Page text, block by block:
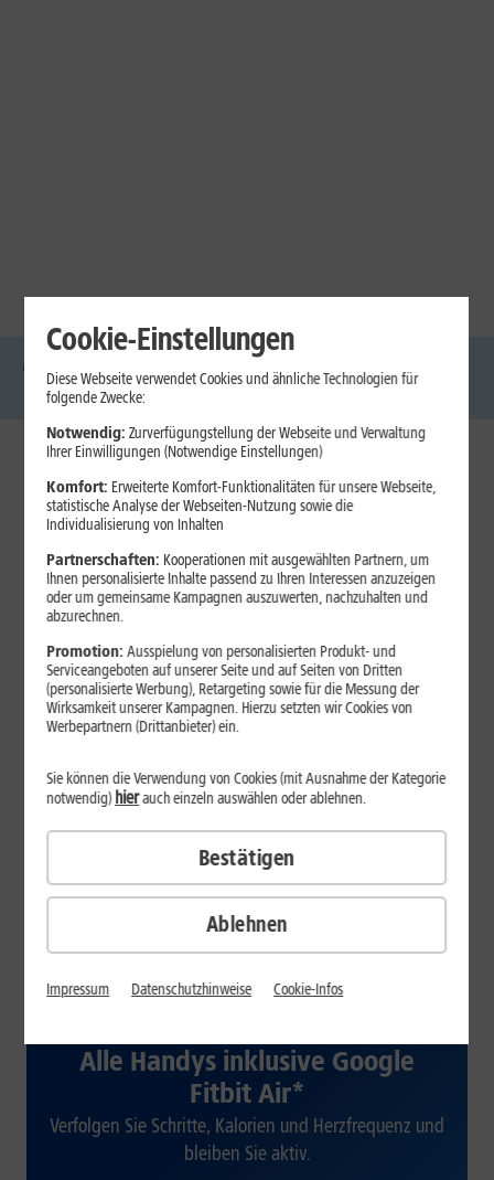
Glasfaser Internet Handys
Mobilfunk-
Laptops
1&1 Internet
Jetzt unterbrechungsfrei ins sehr gute Netz wechseln.
Ohne doppelte Kosten.*
ab 29,99
€/Monat*
Verfügbarkeit prüfen
Alle Handys inklusive Google
Fitbit Air*
Verfolgen Sie Schritte, Kalorien und Herzfrequenz und
bleiben Sie aktiv.
Cookie-Einstellungen
Diese Webseite verwendet Cookies und ähnliche Technologien für
folgende Zwecke:
Notwendig: Zurverfügungstellung der Webseite und Verwaltung
Ihrer Einwilligungen (Notwendige Einstellungen)
Komfort: Erweiterte Komfort-Funktionalitäten für unsere Webseite,
statistische Analyse der Webseiten-Nutzung sowie die
Individualisierung von Inhalten
Partnerschaften: Kooperationen mit ausgewählten Partnern, um
Ihnen personalisierte Inhalte passend zu Ihren Interessen anzuzeigen
oder um gemeinsame Kampagnen auszuwerten, nachzuhalten und
abzurechnen.
Promotion:Ausspielung von personalisierten Produkt- und
Serviceangeboten auf unserer Seite und auf Seiten von Dritten
(personalisierte Werbung), Retargeting sowie für die Messung der
Wirksamkeit unserer Kampagnen. Hierzu setzten wir Cookies von
Werbepartnern (Drittanbieter) ein.
Ablehnen
Sie können die Verwendung von Cookies (mit Ausnahme der Kategorie
notwendig)hierauch einzeln auswählen oder ablehnen.
Bestätigen
Impressum Datenschutzhinweise Cookie-Infos